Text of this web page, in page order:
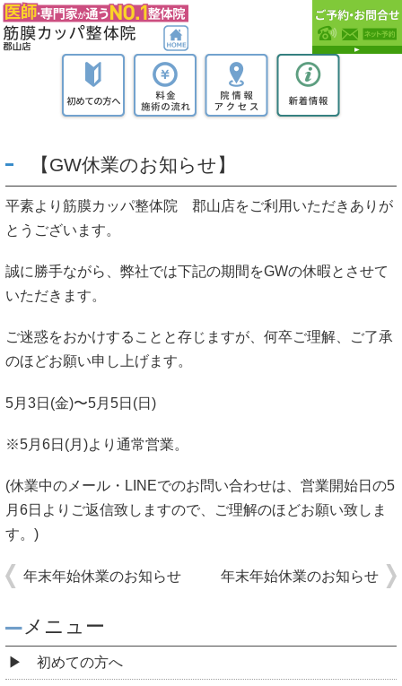
【GW休業のお知らせ】
平素より筋膜カッパ整体院 郡山店をご利用いただきありが
とうございます。
誠に勝手ながら、弊社では下記の期間をGWの休暇とさせて
いただきます。
ご迷惑をおかけすることと存じますが、何卒ご理解、ご了承
のほどお願い申し上げます。
5月3日(金)〜5月5日(日)
※5月6日(月)より通常営業。
(休業中のメール・LINEでのお問い合わせは、営業開始日の5
月6日よりご返信致しますので、ご理解のほどお願い致しま
す。)
年末年始休業のお知らせ 年末年始休業のお知らせ
メニュー
初めての方へ